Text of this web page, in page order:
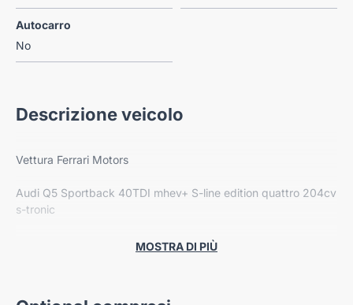
Autocarro
No
Descrizione veicolo
Vettura Ferrari Motors
Audi Q5 Sportback 40TDI mhev+ S-line edition quattro 204cv
s-tronic
MOSTRA DI PIÙ